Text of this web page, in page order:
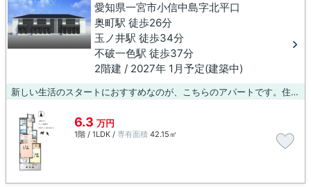
愛知県一宮市小信中島字北平口
奥町駅 徒歩26分
玉ノ井駅 徒歩34分
不破一色駅 徒歩37分
2階建 / 2027年 1月予定(建築中)
新しい生活のスタートにおすすめなのが、こちらのアパートです。住まいを探すなら、ぜひ当社にお任せください！当社は賃貸物件を豊富に取り扱っているので、きっと気になる物件が見つかるでしょう。また、快適に新生活が始められるよう、しっかりサポートさせていただきます。
6.3 万円
1階 / 1LDK / 専有面積 42.15㎡